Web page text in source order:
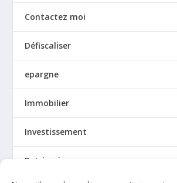
Contactez moi
Défiscaliser
epargne
Immobilier
Investissement
Patrimoine